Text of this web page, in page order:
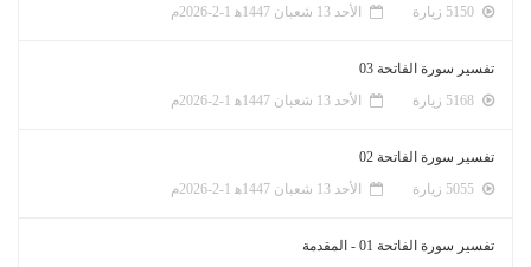
الأحد 13 شعبان 1447ﻫ 1-2-2026م
تفسير سورة الفاتحة 03
الأحد 13 شعبان 1447ﻫ 1-2-2026م
تفسير سورة الفاتحة 02
الأحد 13 شعبان 1447ﻫ 1-2-2026م
تفسير سورة الفاتحة 01 - المقدمة